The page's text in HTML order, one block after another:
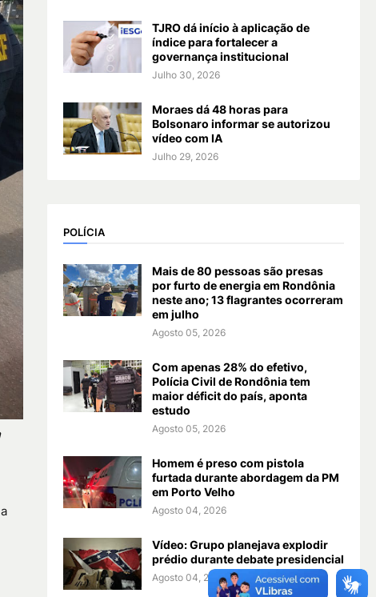
TJRO dá início à aplicação de
índice para fortalecer a
governança institucional
Julho 30, 2026
Moraes dá 48 horas para
Bolsonaro informar se autorizou
vídeo com IA
Julho 29, 2026
POLÍCIA
Mais de 80 pessoas são presas
por furto de energia em Rondônia
neste ano; 13 flagrantes ocorreram
em julho
Agosto 05, 2026
Com apenas 28% do efetivo,
Polícia Civil de Rondônia tem
maior déficit do país, aponta
estudo
Agosto 05, 2026
Homem é preso com pistola
furtada durante abordagem da PM
em Porto Velho
Agosto 04, 2026
Vídeo: Grupo planejava explodir
prédio durante debate presidencial
Agosto 04, 2026